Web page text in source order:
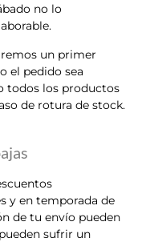
no lo
un primer
el pedido sea
todos los productos
de rotura de stock.
y en temporada de
de tu envío pueden
sufrir un